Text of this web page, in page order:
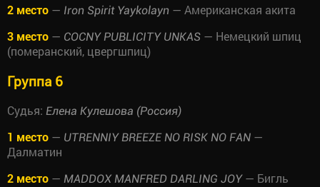
2 место — Iron Spirit Yaykolayn — Американская акита
3 место — COCNY PUBLICITY UNKAS — Немецкий шпиц
(померанский, цвергшпиц)
Группа 6
Судья: Елена Кулешова (Россия)
1 место — UTRENNIY BREEZE NO RISK NO FAN —
Далматин
2 место — MADDOX MANFRED DARLING JOY— Бигль